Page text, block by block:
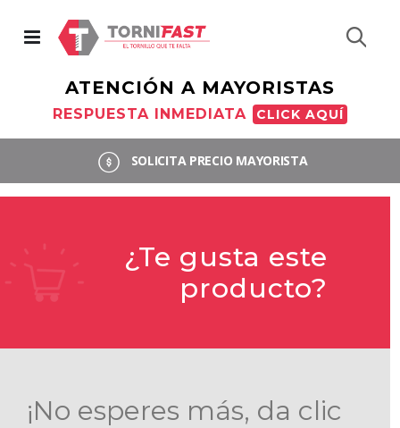
ATENCIÓN A MAYORISTAS
RESPUESTA INMEDIATA CLICK AQUÍ
SOLICITA PRECIO MAYORISTA
¿Te gusta este
producto?
¡No esperes más, da clic